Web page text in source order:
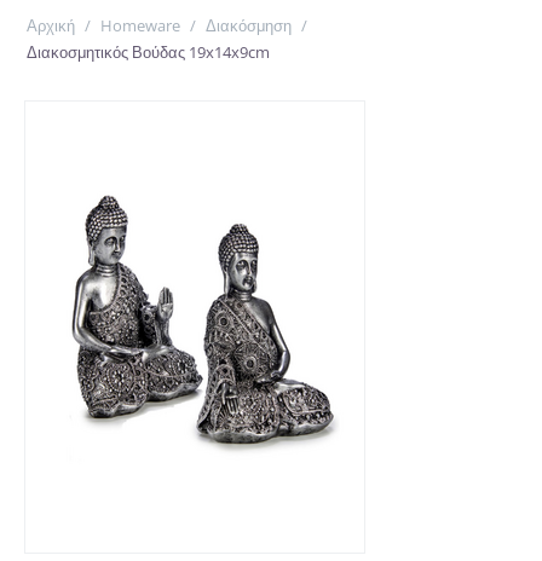
Αρχική / Homeware / Διακόσμηση /
Διακοσμητικός Βούδας 19x14x9cm